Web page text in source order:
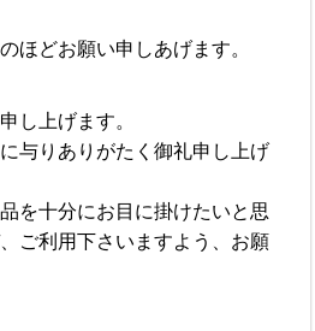
ほどお願い申しあげます。
し上げます。
与りありがたく御礼申し上げ
を十分にお目に掛けたいと思
ご利用下さいますよう、お願